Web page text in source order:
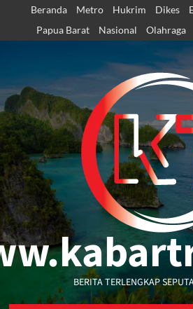
content
Beranda Metro Hukrim Dikes
Papua Barat
Nasional Olahraga
BERITA TERLENGKAP